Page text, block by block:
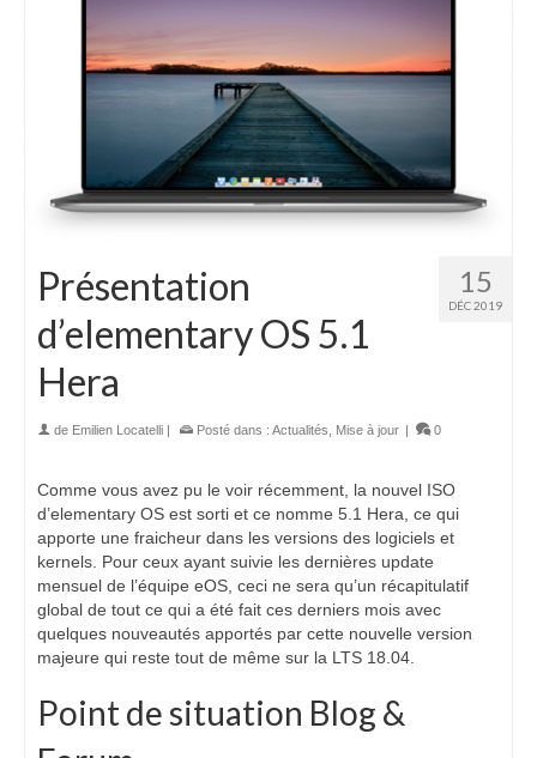
15
DÉC 2019
Présentation
d’elementary OS 5.1
Hera
de Emilien Locatelli Posté dans : Actualités Mise à jour 0
Comme vous avez pu le voir récemment, la nouvel ISO
d’elementary OS est sorti et ce nomme 5.1 Hera, ce qui
apporte une fraicheur dans les versions des logiciels et
kernels. Pour ceux ayant suivie les dernières update
mensuel de l’équipe eOS, ceci ne sera qu’un récapitulatif
global de tout ce qui a été fait ces derniers mois avec
quelques nouveautés apportés par cette nouvelle version
majeure qui reste tout de même sur la LTS 18.04.
Point de situation Blog &